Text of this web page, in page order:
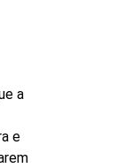
a
e